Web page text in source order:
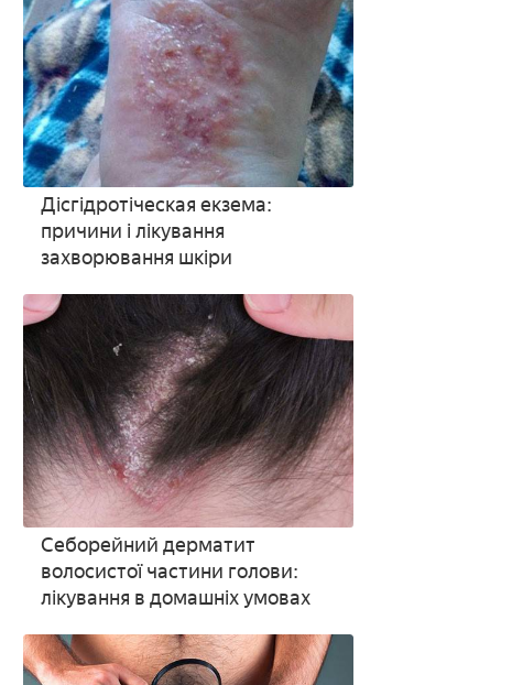
Дісгідротіческая екзема:
причини і лікування
захворювання шкіри
Себорейний дерматит
волосистої частини голови:
лікування в домашніх умовах